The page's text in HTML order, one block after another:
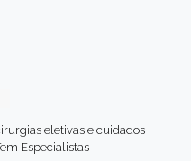
eletivas e cuidados
Especialistas